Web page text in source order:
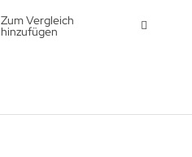
Zum Vergleich
hinzufügen